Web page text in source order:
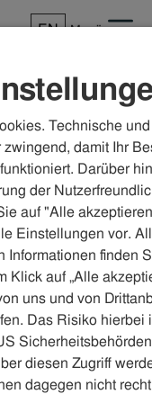
EN Menü
Technische
damit Ihr
Darüber
der
auf "Alle
Einstellungen vor.
Informationen finden
Klick auf „Alle
uns und von
Das Risiko hierbei
diesen Zugriff
dagegen nicht